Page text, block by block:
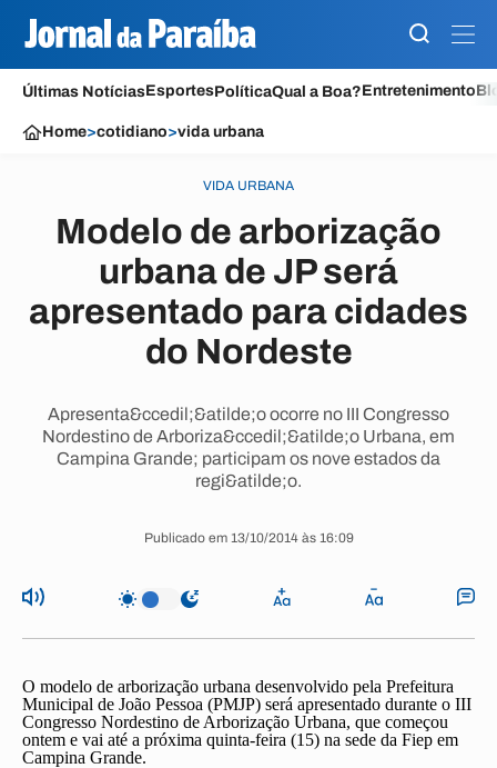
Últimas NotíciasEsportesPolíticaQual a Boa?Entretenimento
Home>cotidiano>vida urbana
VIDA URBANA
Modelo de arborização
urbana de JP será
apresentado para cidades
do Nordeste
Apresenta&ccedil;&atilde;o ocorre no III Congresso
Nordestino de Arboriza&ccedil;&atilde;o Urbana, em
Campina Grande; participam os nove estados da
regi&atilde;o.
Publicado em 13/10/2014 às 16:09
O modelo de arborização urbana desenvolvido pela Prefeitura
Municipal de João Pessoa (PMJP) será apresentado durante o III
Congresso Nordestino de Arborização Urbana, que começou
ontem e vai até a próxima quinta-feira (15) na sede da Fiep em
Campina Grande.